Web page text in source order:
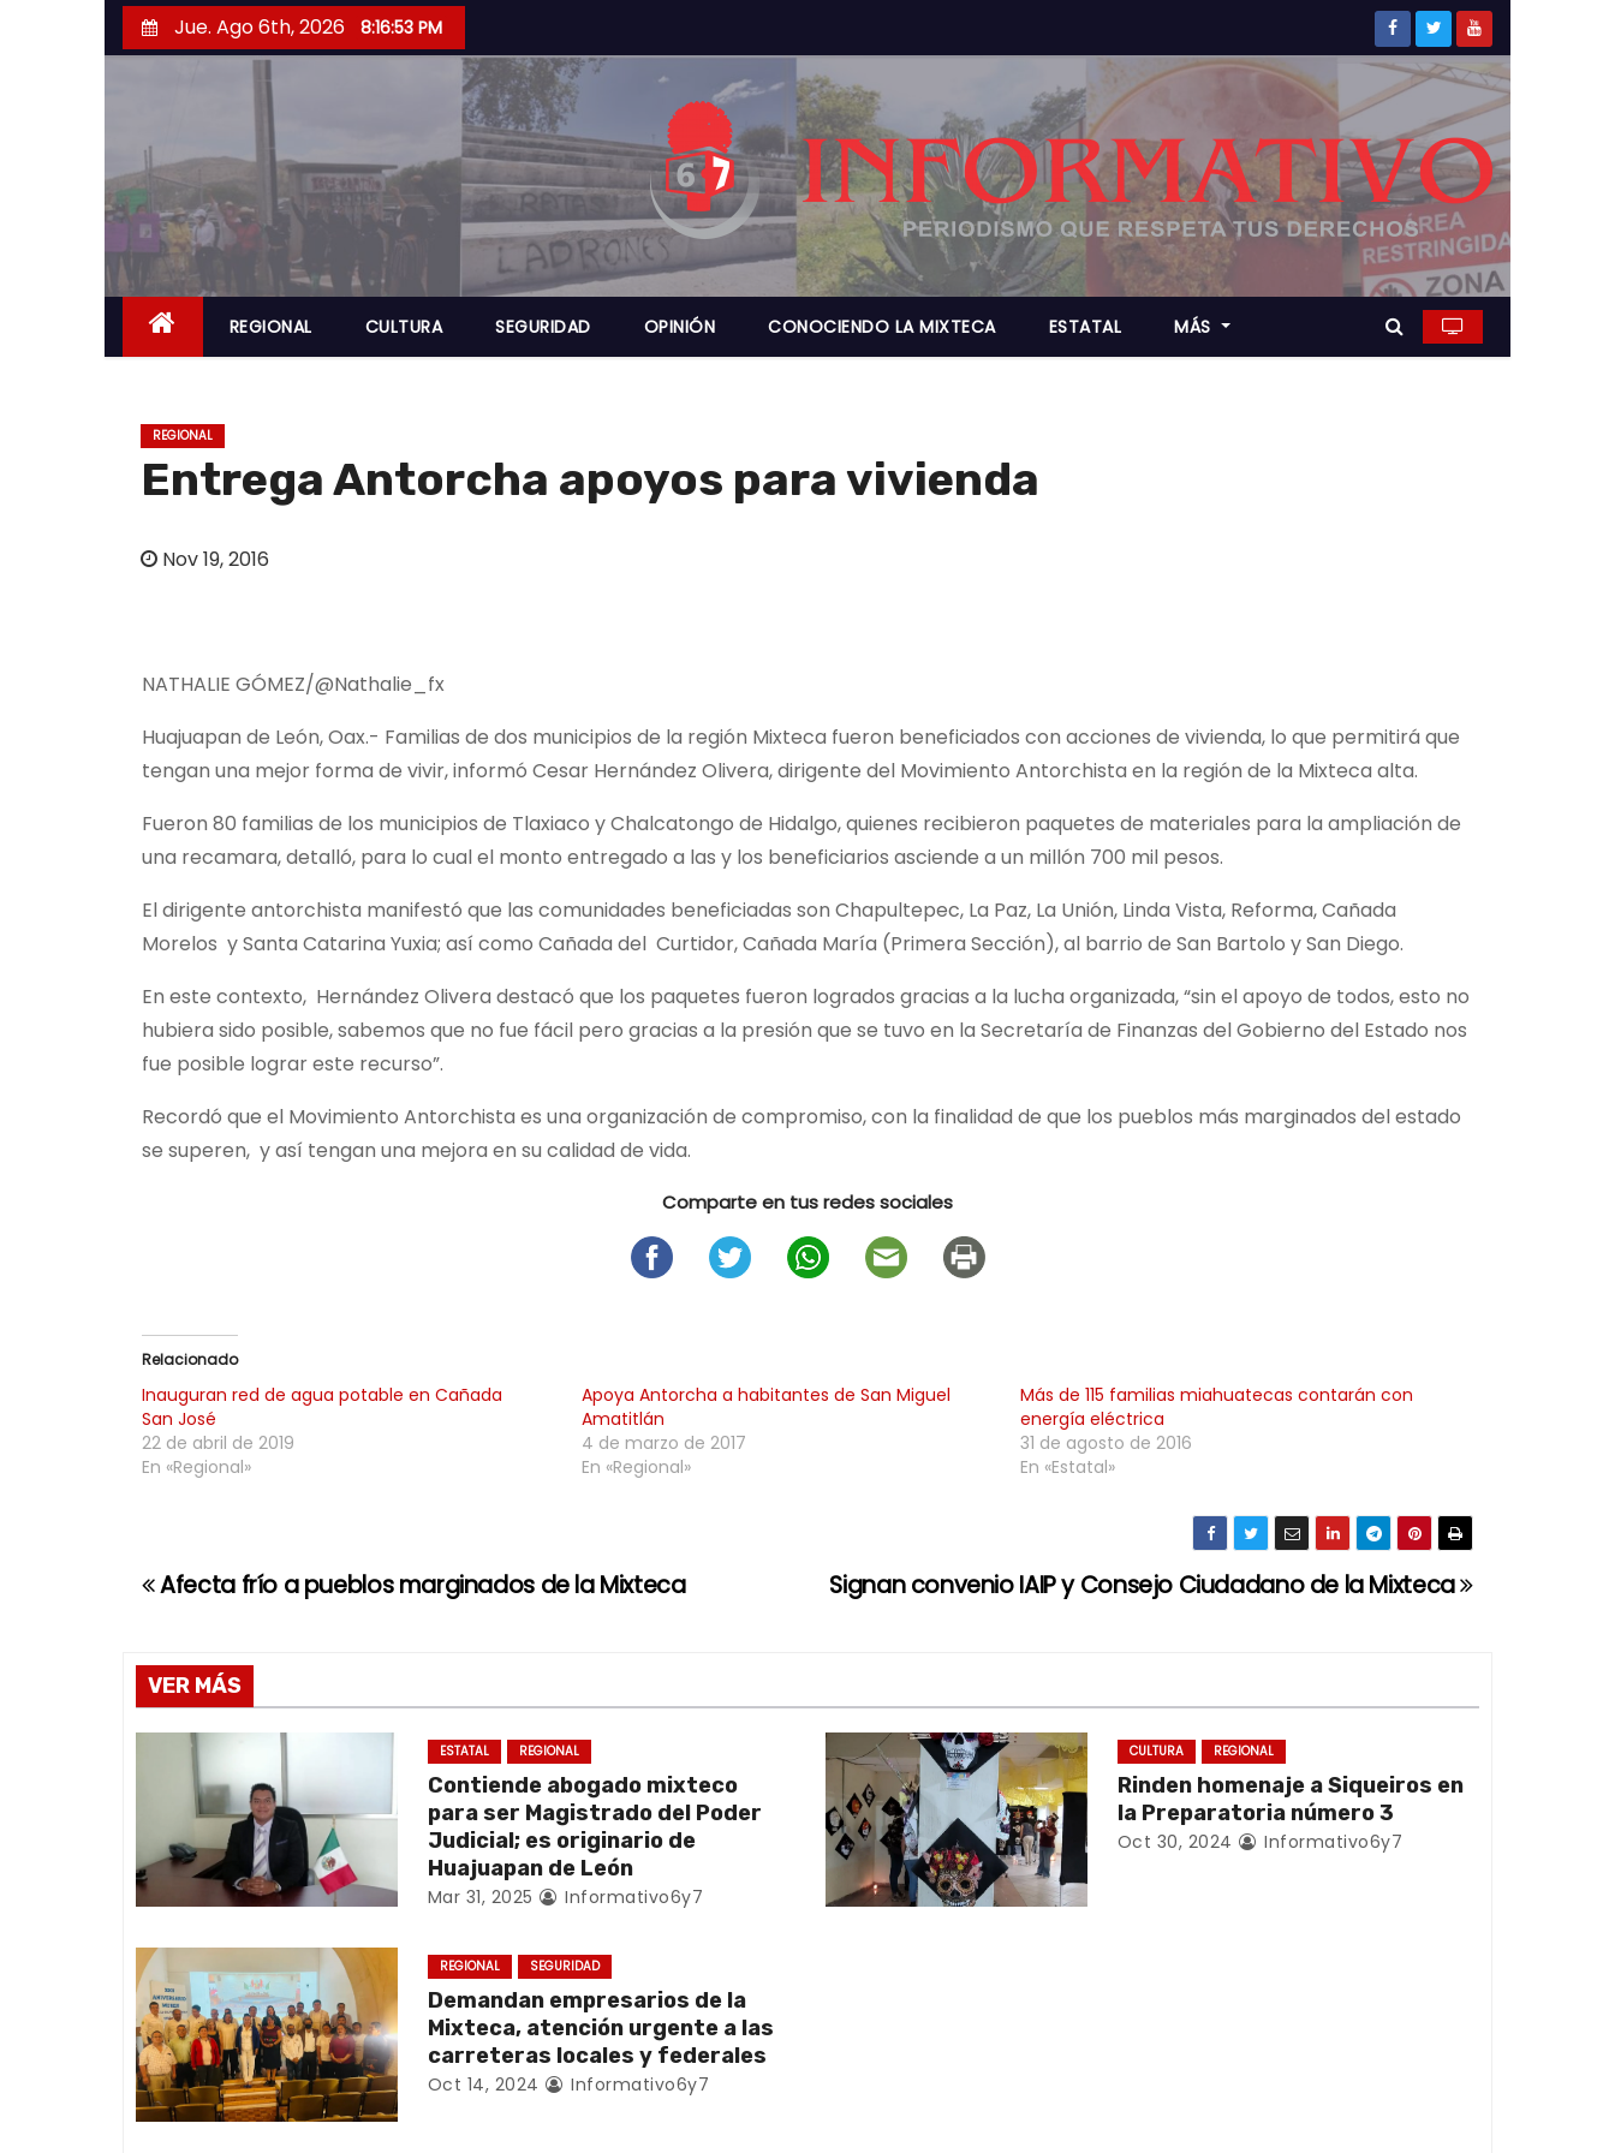
a
r
a
l
n
Jue. Ago 6th, 2026 8:16:54 PM
REGIONAL CULTURA SEGURIDAD OPINIÓN CONOCIENDO LA MIXTECA ESTATAL MÁS
REGIONAL
Entrega Antorcha apoyos para vivienda
Nov 19, 2016
NATHALIE GÓMEZ/@Nathalie_fx
Huajuapan de León, Oax.- Familias de dos municipios de la región Mixteca fueron beneficiados con acciones de vivienda, lo que permitirá que
tengan una mejor forma de vivir, informó Cesar Hernández Olivera, dirigente del Movimiento Antorchista en la región de la Mixteca alta.
Fueron 80 familias de los municipios de Tlaxiaco y Chalcatongo de Hidalgo, quienes recibieron paquetes de materiales para la ampliación de
una recamara, detalló, para lo cual el monto entregado a las y los beneficiarios asciende a un millón 700 mil pesos.
El dirigente antorchista manifestó que las comunidades beneficiadas son Chapultepec, La Paz, La Unión, Linda Vista, Reforma, Cañada
Morelos y Santa Catarina Yuxia; así como Cañada del Curtidor, Cañada María (Primera Sección), al barrio de San Bartolo y San Diego.
En este contexto, Hernández Olivera destacó que los paquetes fueron logrados gracias a la lucha organizada, “sin el apoyo de todos, esto no
hubiera sido posible, sabemos que no fue fácil pero gracias a la presión que se tuvo en la Secretaría de Finanzas del Gobierno del Estado nos
fue posible lograr este recurso”.
Recordó que el Movimiento Antorchista es una organización de compromiso, con la finalidad de que los pueblos más marginados del estado
se superen, y así tengan una mejora en su calidad de vida.
Comparte en tus redes sociales
Relacionado
Inauguran red de agua potable en Cañada
San José
22 de abril de 2019
En «Regional»
Apoya Antorcha a habitantes de San Miguel
Amatitlán
4 de marzo de 2017
En «Regional»
Más de 115 familias miahuatecas contarán con
energía eléctrica
31 de agosto de 2016
En «Estatal»
N
v
e
a
c
i
ó
n
d
Signan convenio IAIP y Consejo Ciudadano de la Mixteca
Afecta frío a pueblos marginados de la Mixteca
VER MÁS
ESTATAL REGIONAL
Contiende abogado mixteco
para ser Magistrado del Poder
Judicial; es originario de
Huajuapan de León
Mar 31, 2025 Informativo6y7
CULTURA REGIONAL
Rinden homenaje a Siqueiros en
la Preparatoria número 3
Oct 30, 2024 Informativo6y7
REGIONAL SEGURIDAD
Demandan empresarios de la
Mixteca, atención urgente a las
carreteras locales y federales
Oct 14, 2024 Informativo6y7